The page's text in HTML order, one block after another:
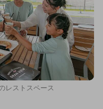
レストスペース